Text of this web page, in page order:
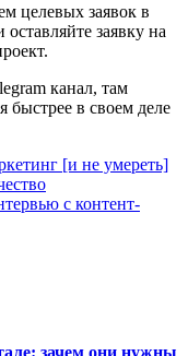
целевых заявок в
заявку на
канал, там
быстрее в своем деле
[и не умереть]
с контент-
зачем они нужны